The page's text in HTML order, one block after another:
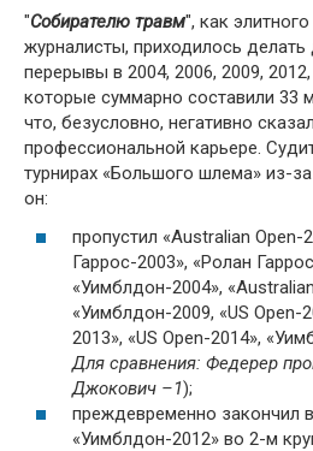
"Собирателю травм", как
журналисты, приходилось
перерывы в 2004, 2006, 2009,
которые суммарно составили 33
что, безусловно, негативно
профессиональной карьере.
турнирах «Большого шлема» из-
он:
пропустил «Australian Open-
Гаррос-2003», «Ролан
«Уимблдон-2004»,
«Уимблдон-2009, «US Open-
2013», «US Open-2014»,
Для сравнения: Федерер
Джокович –1);
преждевременно закончил
«Уимблдон-2012» во 2-м